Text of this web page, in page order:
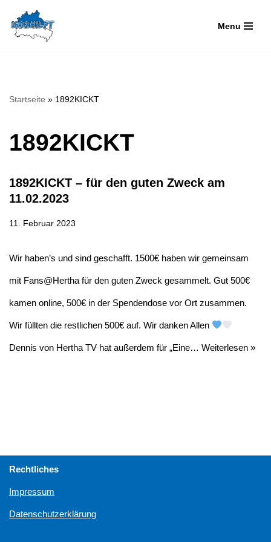
Zum
Menu
Startseite » 1892KICKT
1892KICKT
1892KICKT – für den guten Zweck am
11.02.2023
11. Februar 2023
Wir haben’s und sind geschafft. 1500€ haben wir gemeinsam
mit Fans@Hertha für den guten Zweck gesammelt. Gut 500€
kamen online, 500€ in der Spendendose vor Ort zusammen.
Wir füllten die restlichen 500€ auf. Wir danken Allen
Dennis von Hertha TV hat außerdem für „Eine… Weiterlesen »
Rechtliches
Impressum
Datenschutzerklärung